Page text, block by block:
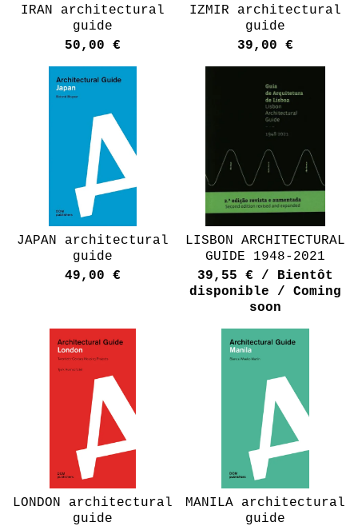
IRAN architectural
guide
50,00 €
IZMIR architectural
guide
39,00 €
JAPAN architectural
guide
49,00 €
LISBON ARCHITECTURAL
GUIDE 1948-2021
39,55 €
/ Bientôt
disponible / Coming
soon
LONDON architectural
guide
MANILA architectural
guide